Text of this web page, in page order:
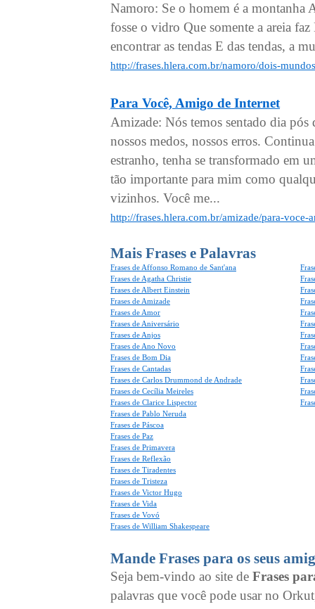
Namoro: Se o homem é a montanha
fosse o vidro Que somente a areia
encontrar as tendas E das tendas, a
http://frases.hlera.com.br/namoro/dois-
Para Você, Amigo de Internet
Amizade: Nós temos sentado dia
nossos medos, nossos erros.
estranho, tenha se transformado em
tão importante para mim como
vizinhos. Você me...
http://frases.hlera.com.br/amizade/para-voce-
Mais Frases e Palavras
Frases de Affonso Romano de Sant'ana
Frases de Agatha Christie
Frases de Albert Einstein
Frases de Amizade
Frases de Amor
Frases de Aniversário
Frases de Anjos
Frases de Ano Novo
Frases de Bom Dia
Frases de Cantadas
Frases de Carlos Drummond de Andrade
Frases de Cecília Meireles
Frases de Clarice Lispector
Frases de Pablo Neruda
Frases de Páscoa
Frases de Paz
Frases de Primavera
Frases de Reflexão
Frases de Tiradentes
Frases de Tristeza
Frases de Victor Hugo
Frases de Vida
Frases de Vovó
Frases de William Shakespeare
Mande Frases para os seus
Seja bem-vindo ao site de Frases
palavras que você pode usar no